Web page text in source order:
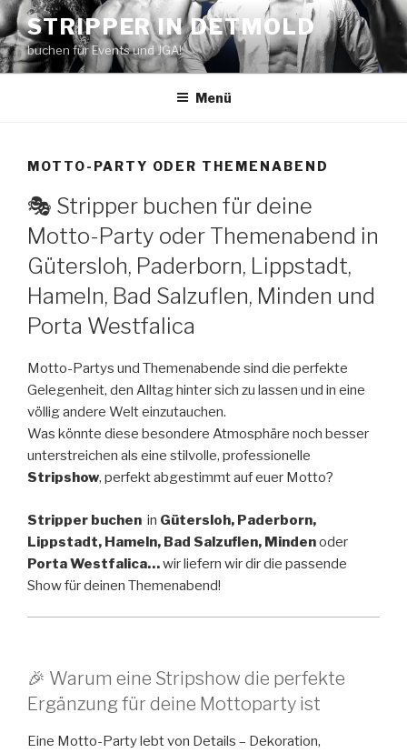
Zum
Inhalt
springen
STRIPPER IN DETMOLD
buchen für Events und JGA!
Menü
MOTTO-PARTY ODER THEMENABEND
🎭 Stripper buchen für deine
Motto-Party oder Themenabend in
Gütersloh, Paderborn, Lippstadt,
Hameln, Bad Salzuflen, Minden und
Porta Westfalica
Motto-Partys und Themenabende sind die perfekte
Gelegenheit, den Alltag hinter sich zu lassen und in eine
völlig andere Welt einzutauchen.
Was könnte diese besondere Atmosphäre noch besser
unterstreichen als eine stilvolle, professionelle
Stripshow, perfekt abgestimmt auf euer Motto?
Stripper buchen in Gütersloh, Paderborn,
Lippstadt, Hameln, Bad Salzuflen, Mindenoder
Porta Westfalica…wir liefern wir dir die passende
Show für deinen Themenabend!
🎉 Warum eine Stripshow die perfekte
Ergänzung für deine Mottoparty ist
Eine Motto-Party lebt von Details – Dekoration,